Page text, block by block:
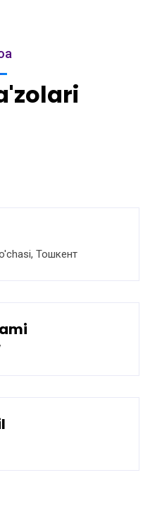
Тошкент